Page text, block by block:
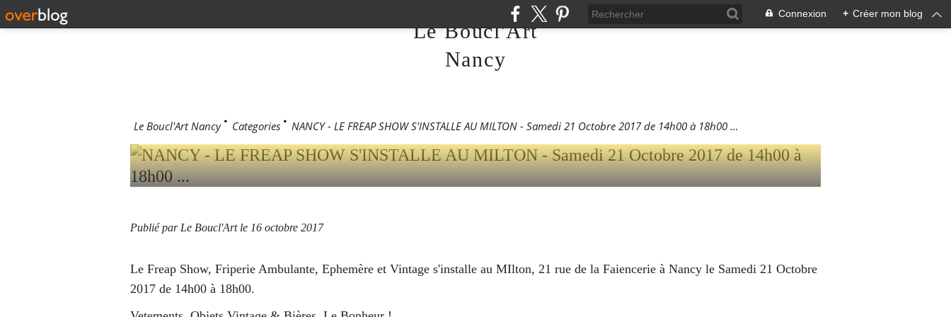
Connexion + Créer mon blog
Le Boucl'Art
Nancy
Le Boucl'Art Nancy > Categories > NANCY - LE FREAP SHOW S'INSTALLE AU MILTON - Samedi 21 Octobre 2017 de 14h00 à 18h00 ...
NANCY - LE FREAP SHOW S'INSTALLE AU
14H00 À 18H00 ...
Publié par Le Boucl'Art le 16 octobre 2017
Le Freap Show, Friperie Ambulante, Ephemère et Vintage s'installe au MIlton, 21 rue de la Faiencerie à Nancy le Samedi 21 Octobre
2017 de 14h00 à 18h00.